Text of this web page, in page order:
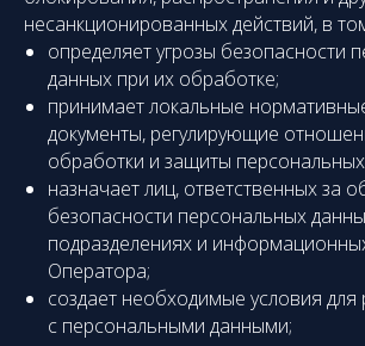
несанкционированных действий, в
определяет угрозы безопасности
данных при их обработке;
принимает локальные
документы, регулирующие
обработки и защиты
назначает лиц, ответственных за
безопасности персональных
подразделениях и
Оператора;
создает необходимые условия для
с персональными данными;